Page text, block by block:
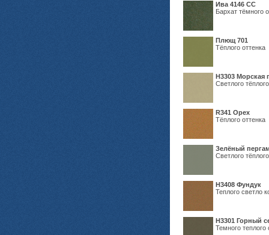
Ива 4146 СС
Бархат тёмного
Плющ 701
Тёплого оттенка
H3303 Морская
Светлого
R341 Орех
Тёплого оттенка
Зелёный
Светлого
Н3408 Фундук
Теплого светло
Н3301 Горный
Темного теплого